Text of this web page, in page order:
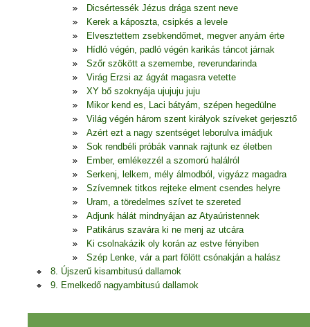
Dicsértessék Jézus drága szent neve
Kerek a káposzta, csipkés a levele
Elvesztettem zsebkendőmet, megver anyám érte
Hídló végén, padló végén karikás táncot járnak
Szőr szökött a szemembe, reverundarinda
Virág Erzsi az ágyát magasra vetette
XY bő szoknyája ujujuju juju
Mikor kend es, Laci bátyám, szépen hegedülne
Világ végén három szent királyok szíveket gerjesztő
Azért ezt a nagy szentséget leborulva imádjuk
Sok rendbéli próbák vannak rajtunk ez életben
Ember, emlékezzél a szomorú halálról
Serkenj, lelkem, mély álmodból, vigyázz magadra
Szívemnek titkos rejteke elment csendes helyre
Uram, a töredelmes szívet te szereted
Adjunk hálát mindnyájan az Atyaúristennek
Patikárus szavára ki ne menj az utcára
Ki csolnakázik oly korán az estve fényiben
Szép Lenke, vár a part fölött csónakján a halász
8. Újszerű kisambitusú dallamok
9. Emelkedő nagyambitusú dallamok